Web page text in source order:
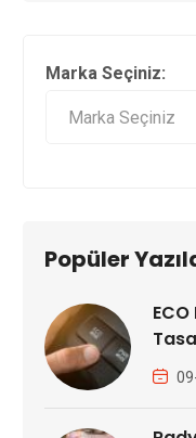
Marka Seçiniz:
Popüler